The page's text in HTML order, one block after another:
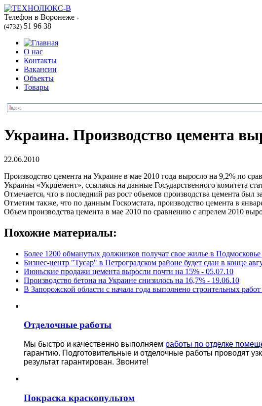
Телефон в Воронеже -
(4732) 51 96 38
О нас
Контакты
Вакансии
Объекты
Товары
Украина. Производство цемента
22.06.2010
Производство цемента на Украине в мае 2010 года выросло на 9,2% по
Украины «Укрцемент», ссылаясь на данные Государственного комитета
Отмечается, что в последний раз рост объемов производства цемента был
Отметим также, что по данным Госкомстата, производство цемента в
Объем производства цемента в мае 2010 по сравнению с апрелем 2010
Похожие материалы:
Более 1200 обманутых должников получат свое жилье в
Бизнес-центр "Тусар" в Петроградском районе будет сдан в конце
Июньские продажи цемента выросли почти на 15% - 05.07.10
Производство бетона на Украине снизилось на 16,7% - 19.06.10
В Запорожской области с начала года выполнено строительных
Отделочные работы
Мы быстро и качественно выполняем работы по отделке
гарантию. Подготовительные и отделочные работы проводят
результат гарантирован. Звоните!
Покраска краскопультом